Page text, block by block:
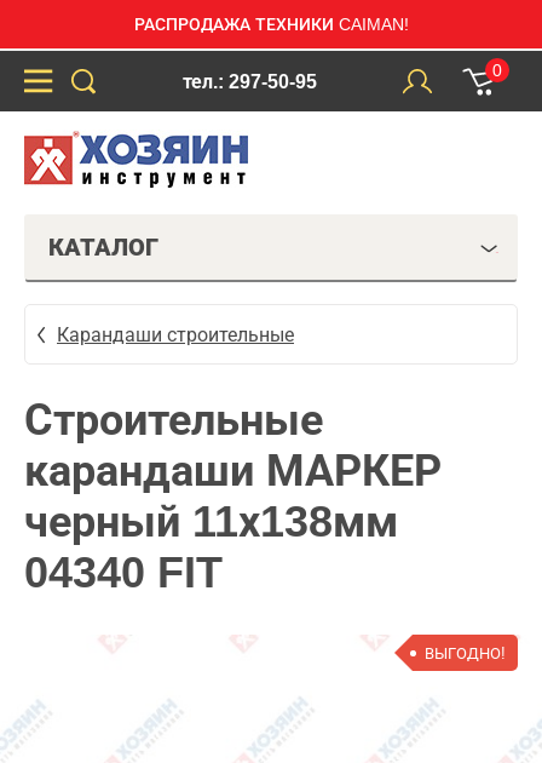
РАСПРОДАЖА ТЕХНИКИ CAIMAN!
тел.: 297-50-95
0
КАТАЛОГ
Карандаши строительные
Строительные
карандаши МАРКЕР
черный 11х138мм
04340 FIT
ВЫГОДНО!